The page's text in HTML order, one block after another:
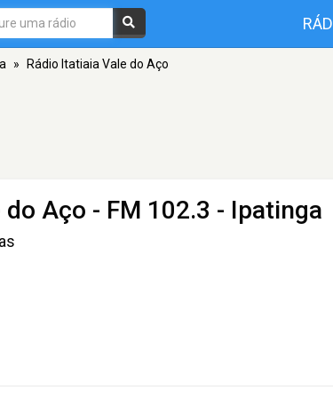
» Rádio Itatiaia Vale do Aço
do Aço - FM 102.3 - Ipatinga